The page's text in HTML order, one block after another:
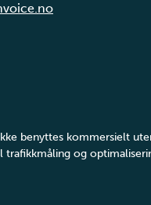
benyttes kommersielt
og